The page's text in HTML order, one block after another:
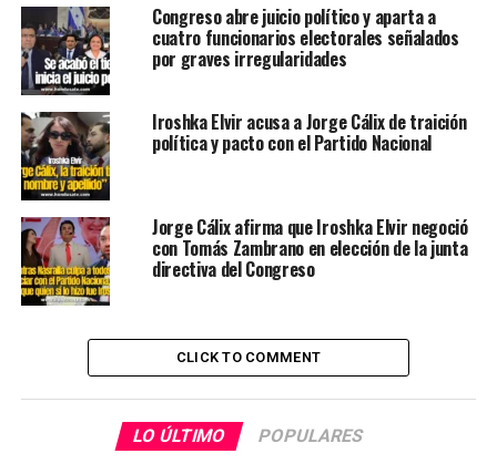
Congreso abre juicio político y aparta a
cuatro funcionarios electorales señalados
por graves irregularidades
Iroshka Elvir acusa a Jorge Cálix de traición
política y pacto con el Partido Nacional
Jorge Cálix afirma que Iroshka Elvir negoció
con Tomás Zambrano en elección de la junta
directiva del Congreso
CLICK TO COMMENT
LO ÚLTIMO POPULARES